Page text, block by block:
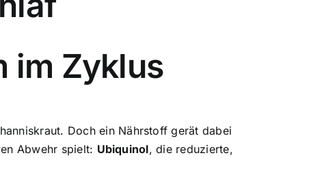
im Zyklus
Doch ein Nährstoff gerät dabei
Abwehr spielt: Ubiquinol, die reduzierte,